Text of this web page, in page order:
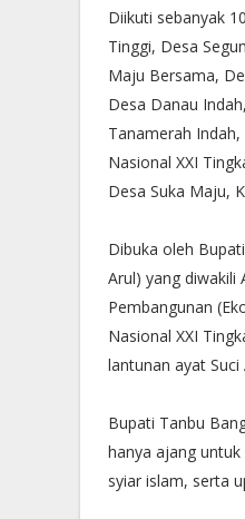
Diikuti sebanyak
Tinggi, Desa
Maju Bersama,
Desa Danau
Tanamerah
Nasional XXI
Desa Suka Maju,
Dibuka oleh
Arul) yang diwakili
Pembangunan
Nasional XXI
lantunan ayat
Bupati Tanbu
hanya ajang
syiar islam, serta